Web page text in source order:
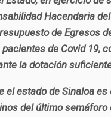
Hacendaria
de Egresos
de Covid 19,
la dotación
el estado de Sinaloa
del último